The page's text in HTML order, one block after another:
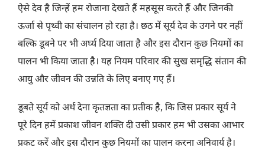
ऐसे देव है जिन्हें हम रोजाना देखते हैं महसूस करते हैं और जिनकी
ऊर्जा से पृथ्वी का संचालन हो रहा है। छठ में सूर्य देव के उगने पर नहीं
बल्कि डूबने पर भी अर्घ्य दिया जाता है और इस दौरान कुछ नियमों का
पालन भी किया जाता है। यह नियम परिवार की सुख समृद्धि संतान की
आयु और जीवन की उन्नति के लिए बनाए गए हैं।
डूबते सूर्य को अर्थ देना कृतज्ञता का प्रतीक है, कि जिस प्रकार सूर्य ने
पूरे दिन हमें प्रकाश जीवन शक्ति दी उसी प्रकार हम भी उसका आभार
प्रकट करें और इस दौरान कुछ नियमों का पालन करना अनिवार्य है।